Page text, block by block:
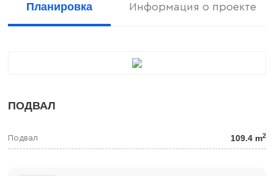
Планировка Информация о проекте
ПОДВАЛ
Подвал 109.4 m2